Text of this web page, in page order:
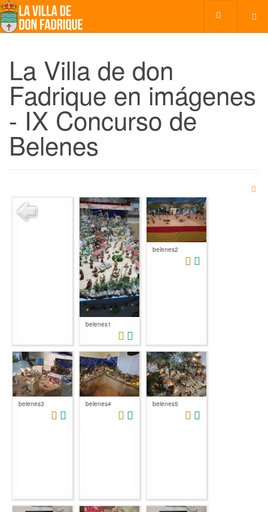
La Villa de don
Fadrique en imágenes
- IX Concurso de
Belenes
belenes1
belenes2
belenes3 belenes4 belenes5